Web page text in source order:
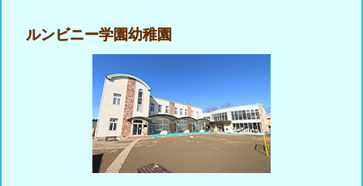
ルンビニー学園幼稚園